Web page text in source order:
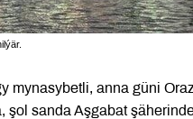
mynasybetli, anna güni
sanda Aşgabat